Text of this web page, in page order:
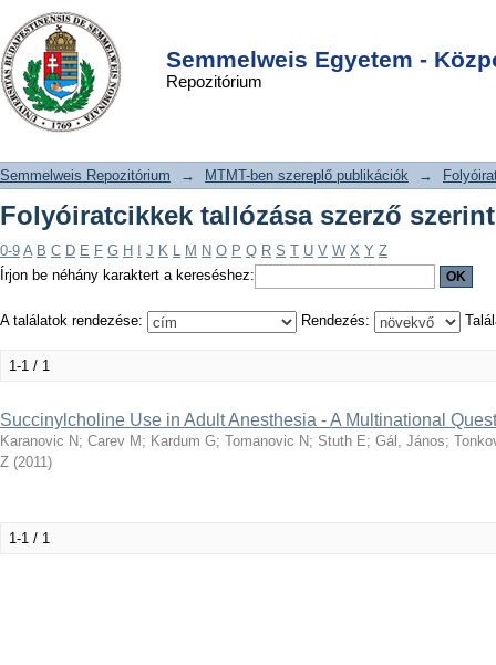
Semmelweis Egyetem -
Repozitórium
Folyóiratcikkek tallózása szerző
szerint "Racic G"
DSpace/Manakin Repository
Semmelweis Repozitórium → MTMT-ben szereplő publikációk →
Folyóiratcikkek tallózása szerző
0-9 A B C D E F G H J K L M N O P Q R S T U V W X Y Z
Írjon be néhány karaktert a kereséshez:
A találatok rendezése: Rendezés:
1-1 / 1
Succinylcholine Use in Adult Anesthesia - A Multinational
Karanovic N; Carev M ; Kardum G; Tomanovic N; Stuth E; Gál, János;
Z (2011)
1-1 / 1